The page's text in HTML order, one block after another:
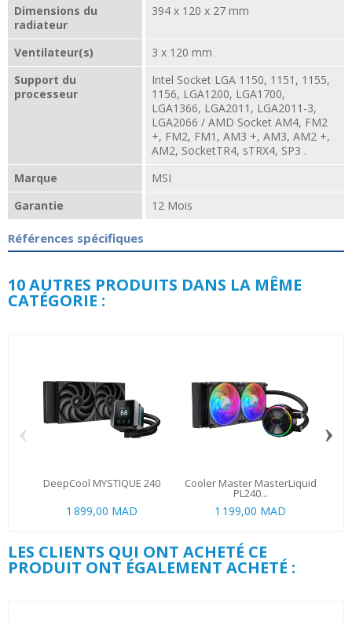
Dimensions du
radiateur
394 x 120 x 27 mm
Ventilateur(s)
3 x 120 mm
Support du
processeur
Intel Socket LGA 1150, 1151, 1155,
1156, LGA1200, LGA1700,
LGA1366, LGA2011, LGA2011-3,
LGA2066 / AMD Socket AM4, FM2
+, FM2, FM1, AM3 +, AM3, AM2 +,
AM2, SocketTR4, sTRX4, SP3 .
Marque
MSI
Garantie
12 Mois
Références spécifiques
10 AUTRES PRODUITS DANS LA MÊME
CATÉGORIE :
DeepCool MYSTIQUE 240
1 899,00 MAD
Cooler Master MasterLiquid
PL240...
1 199,00 MAD
‹ ›
LES CLIENTS QUI ONT ACHETÉ CE
PRODUIT ONT ÉGALEMENT ACHETÉ :